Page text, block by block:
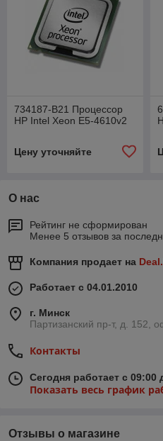
734187-B21 Процессор
HP Intel Xeon E5-4610v2
Цену уточняйте
О нас
Рейтинг не сформирован
Менее 5 отзывов за
Компания продает на
Работает с 04.01.2010
г. Минск
Партизанский пр-т, д. 152,
Контакты
Сегодня работает с 09:00
Показать весь график
Отзывы о магазине